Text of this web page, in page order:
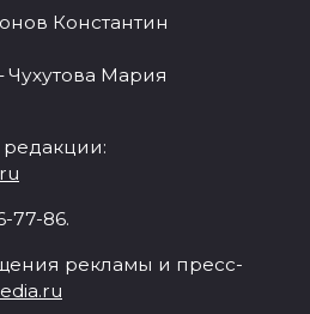
Константин
Мария
77-86.
рекламы и пресс-